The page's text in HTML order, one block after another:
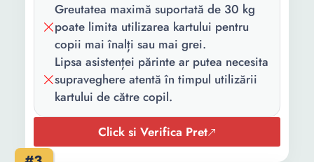
Greutatea maximă suportată de 30 kg
poate limita utilizarea kartului pentru
copii mai înalți sau mai grei.
Lipsa asistenței părinte ar putea necesita
supraveghere atentă în timpul utilizării
kartului de către copil.
Click si Verifica Pret